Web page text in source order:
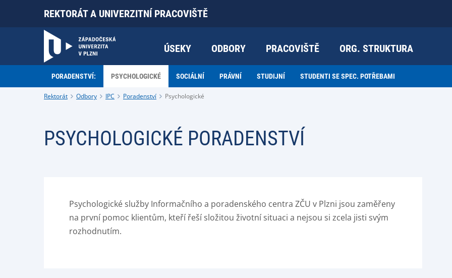
REKTORÁT A UNIVERZITNÍ PRACOVIŠTĚ
ÚSEKY ODBORY PRACOVIŠTĚ ORG. STRUKTURA
PORADENSTVÍ: PSYCHOLOGICKÉ SOCIÁLNÍ PRÁVNÍ STUDIJNÍ STUDENTI SE SPEC. POTŘEBAMI
Rektorát Odbory IPC Poradenství Psychologické
PSYCHOLOGICKÉ PORADENSTVÍ
Psychologické služby Informačního a poradenského centra ZČU v Plzni jsou zaměřeny
na první pomoc klientům, kteří řeší složitou životní situaci a nejsou si zcela jisti svým
rozhodnutím.